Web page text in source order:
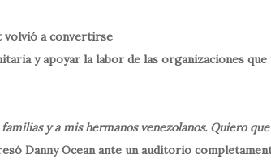
volvió a convertirse
y apoyar la labor de las organizaciones
y a mis hermanos venezolanos. Quiero
Danny Ocean ante un auditorio